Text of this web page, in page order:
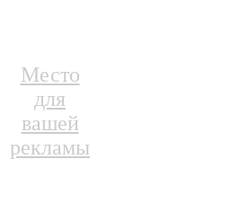
Место
для
вашей
рекламы